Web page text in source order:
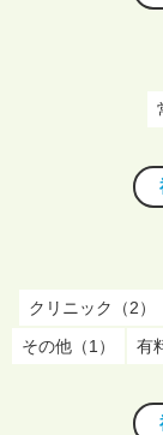
クリニック（2）
その他（1）
有